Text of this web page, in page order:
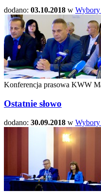
dodano: 03.10.2018 w
Konferencja prasowa KWW
Ostatnie słowo
dodano: 30.09.2018 w